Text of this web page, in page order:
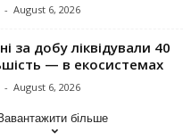
- August 6, 2026
за добу ліквідували 40
— в екосистемах
- August 6, 2026
більше